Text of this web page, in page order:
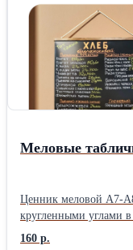
Меловые
Ценник меловой А7-
кругленными углами
меловой универсален
160 р.